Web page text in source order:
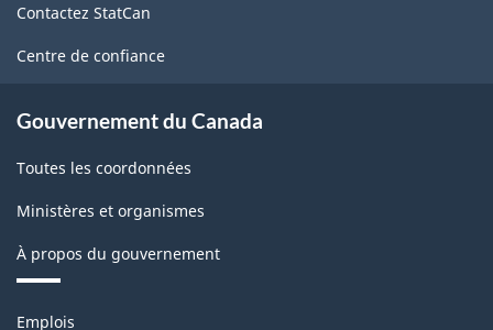
ce
site
Contactez StatCan
Centre de confiance
Gouvernement du Canada
Toutes les coordonnées
Ministères et organismes
À propos du gouvernement
Thèmes
Emplois